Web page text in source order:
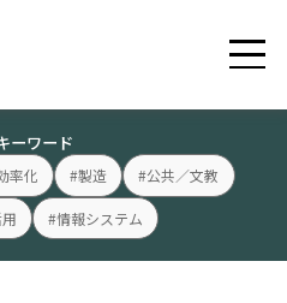
ーワード
率化 #製造 #公共／文教
#情報システム